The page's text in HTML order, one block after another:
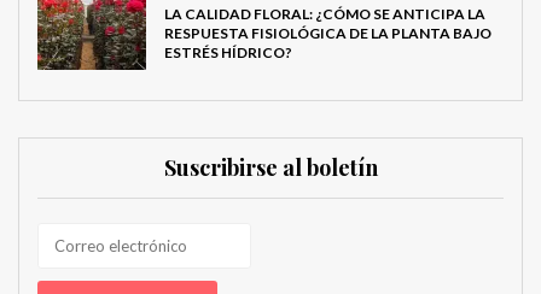
LA CALIDAD FLORAL: ¿CÓMO SE ANTICIPA LA
RESPUESTA FISIOLÓGICA DE LA PLANTA BAJO
ESTRÉS HÍDRICO?
Suscribirse al boletín